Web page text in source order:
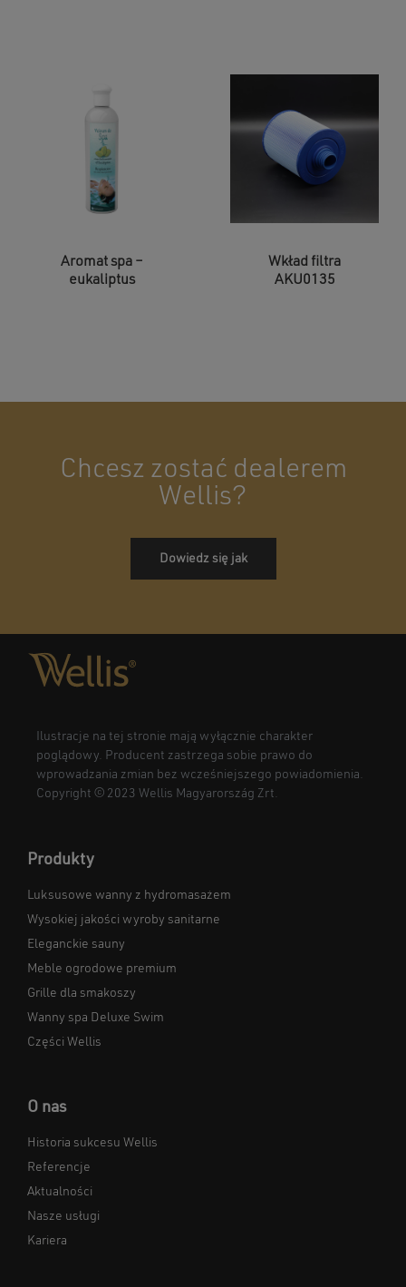
Aromat spa –
eukaliptus
Wkład filtra
AKU0135
Chcesz zostać dealerem
Wellis?
Dowiedz się jak
Ilustracje na tej stronie mają wyłącznie charakter
poglądowy. Producent zastrzega sobie prawo do
wprowadzania zmian bez wcześniejszego powiadomienia.
Copyright © 2023 Wellis Magyarország Zrt.
Produkty
Luksusowe wanny z hydromasażem
Wysokiej jakości wyroby sanitarne
Eleganckie sauny
Meble ogrodowe premium
Grille dla smakoszy
Wanny spa Deluxe Swim
Części Wellis
O nas
Historia sukcesu Wellis
Referencje
Aktualności
Nasze usługi
Kariera